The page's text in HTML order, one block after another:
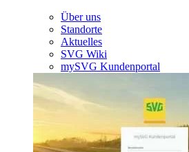
Über uns
Standorte
Aktuelles
SVG Wiki
mySVG Kundenportal